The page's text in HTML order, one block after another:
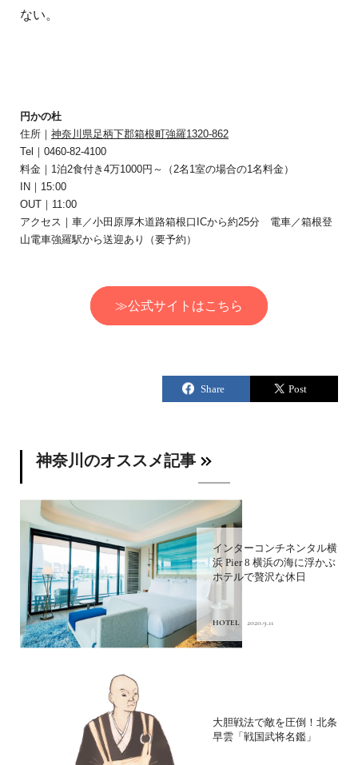
ない。
円かの杜
住所｜ 神奈川県足柄下郡箱根町強羅1320-862
Tel｜0460-82-4100
料金｜1泊2食付き4万1000円～（2名1室の場合の1名料金）
IN｜15:00
OUT｜11:00
アクセス｜車／小田原厚木道路箱根口ICから約25分 電車／箱根登
山電車強羅駅から送迎あり（要予約）
≫公式サイトはこちら
神奈川のオススメ記事
インターコンチネンタル横
浜 Pier 8 横浜の海に浮かぶ
ホテルで贅沢な休日
HOTEL 2020.9.11
大胆戦法で敵を圧倒！北条
早雲「戦国武将名鑑」